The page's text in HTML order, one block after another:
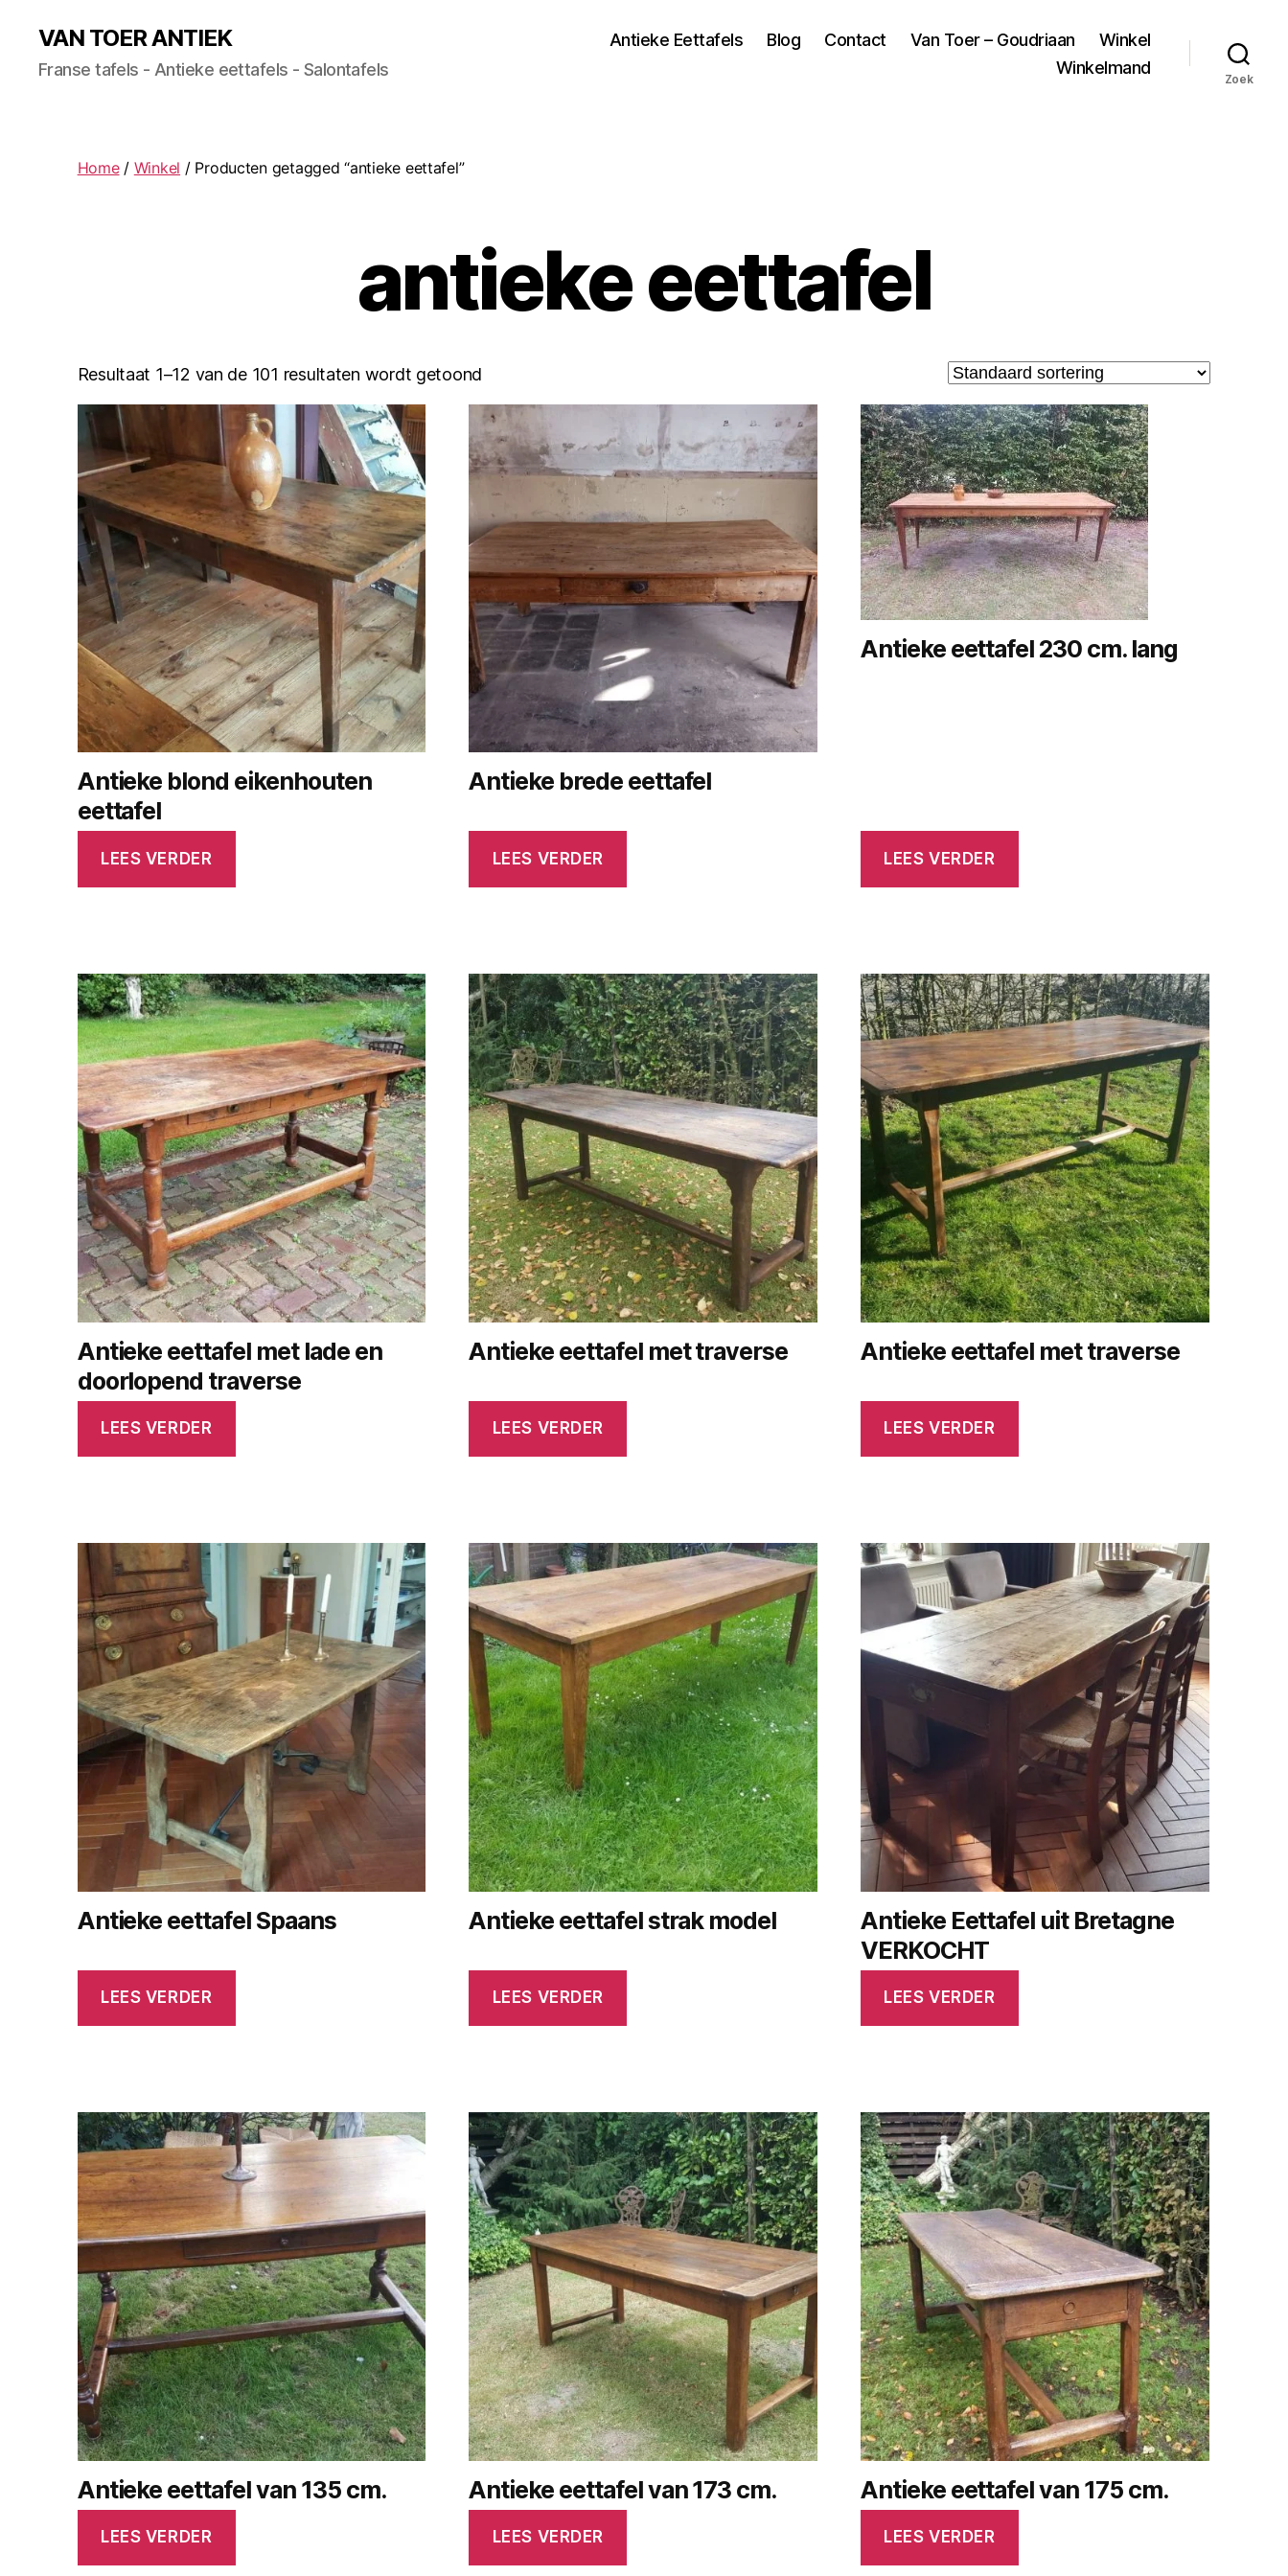
VAN TOER ANTIEK
Franse tafels - Antieke eettafels - Salontafels
Antieke Eettafels Blog Contact Van Toer – Goudriaan
Winkel
Winkelmand
Zoek
Home/ Winkel / Producten getagged “antieke eettafel”
antieke eettafel
Resultaat 1–12 van de 101 resultaten wordt getoond
Antieke blond eikenhouten
eettafel
LEES VERDER
Antieke brede eettafel
LEES VERDER
Antieke eettafel 230 cm. lang
LEES VERDER
Antieke eettafel met lade en
doorlopend traverse
LEES VERDER
Antieke eettafel met traverse
LEES VERDER
Antieke eettafel met traverse
LEES VERDER
Antieke eettafel Spaans
LEES VERDER
Antieke eettafel strak model
LEES VERDER
Antieke Eettafel uit Bretagne
VERKOCHT
LEES VERDER
Antieke eettafel van 135 cm.
LEES VERDER
Antieke eettafel van 173 cm.
LEES VERDER
Antieke eettafel van 175 cm.
LEES VERDER